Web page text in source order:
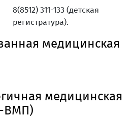
8(8512) 311-133 (детская
регистратура).
медицинская
медицинская
ВМП)